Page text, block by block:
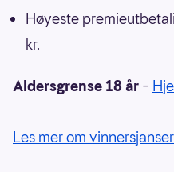
Høyeste
kr.
Aldersgrense 18 år –
Les mer om